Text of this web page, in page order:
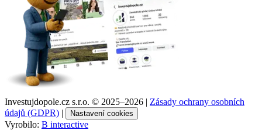
Investujdopole.cz s.r.o. © 2025–2026 | Zásady ochrany osobních
údajů (GDPR) | Nastavení cookies
Vyrobilo: B interactive